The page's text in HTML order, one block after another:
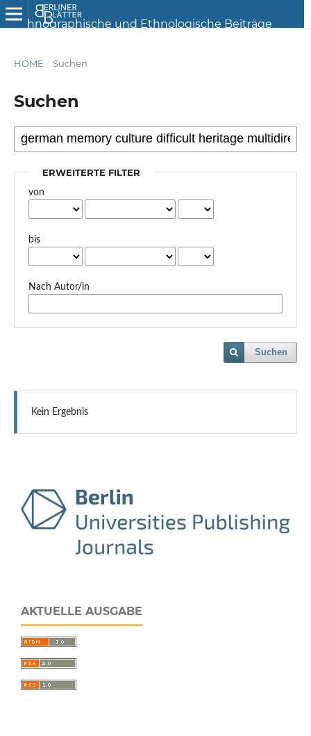
HOME / Suchen
Suchen
ERWEITERTE FILTER
von
bis
Nach Autor/in
Suchen
Kein Ergebnis
AKTUELLE AUSGABE